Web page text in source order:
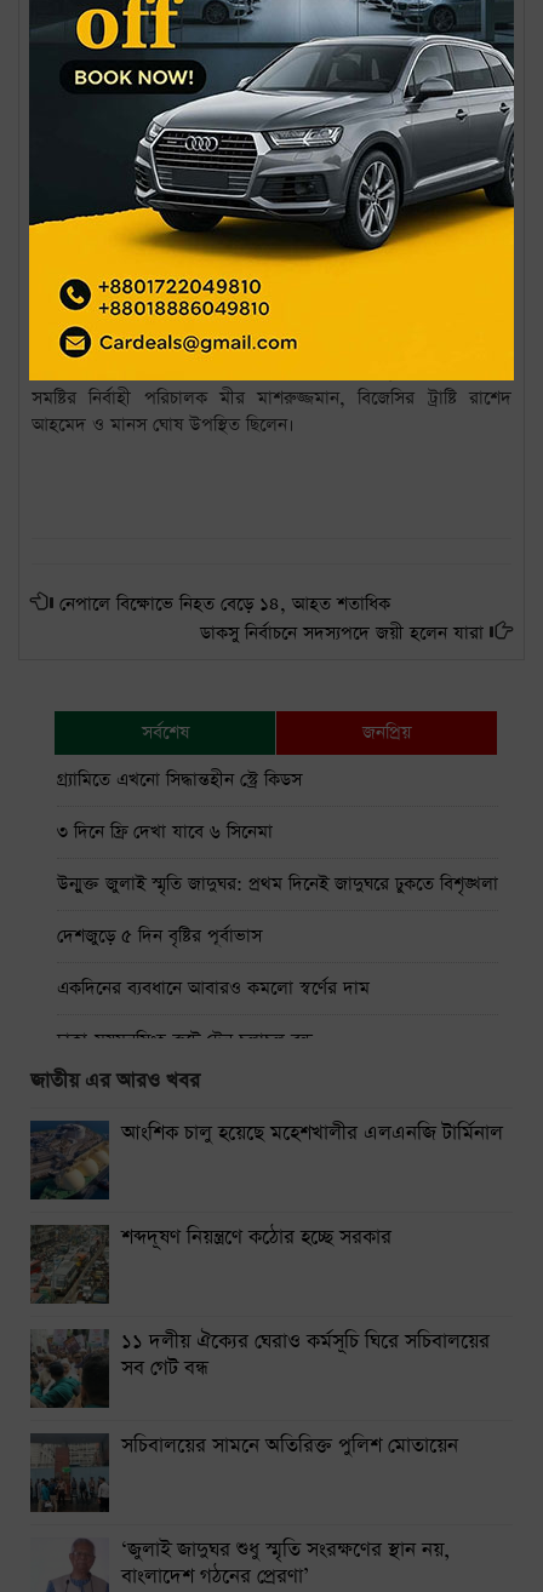
করতে হবে। তাদের কাজের স্বীকৃতি স্বরূপ বেতন বৈষম্য দূর করতে হবে।
গণমাধ্যমে নারীর প্রতি সহিংসতা বিষয়ক খবর প্রকাশে জেন্ডার
সংবেদনশীল নীতিমালা বাস্তবায়নে জোর দিতে হবে।
এমআরডিআই এর প্রতিনিধি আসিফ ইকবাল বলেন, সংস্কারের দুটি ভাগ
রয়েছে একটি সরকার করে দেবে। সাংবাদিকদের নিজেদের উন্নয়ন
নিজেদেরই করতে হবে। সরকারকে প্রস্তাবনা বাস্তবায়নে সবাই মিলে চাপ
দিতে হবে। অন্তর্র্বতী সরকার যতটুকু সম্ভব কাজ করে যাবেন পরবর্তী
সরকার এর পরিপূর্ণ বাস্তবায়ন করবেন। এ সকল আলোচনায় রাজনৈতিক
দলগুলোকেও সম্পৃক্ত করা প্রয়োজন।
আলোচনা সভায় মূল প্রবন্ধ উপস্থাপন করেন বিজেসির নির্বাহী সদস্য
পারভেজ রেজা। সঞ্চালনা করেন বিজেসির সদস্য সচিব ইলিয়াস হোসেন
ও সদস্য মাহফুজ মিশু। অনুষ্ঠানের মুক্ত আলোচনা পর্বে বিভিন্ন মিডিয়া ও
সমষ্টির নির্বাহী পরিচালক মীর মাশরুজ্জমান, বিজেসির ট্রাষ্টি রাশেদ
আহমেদ ও মানস ঘোষ উপস্থিত ছিলেন।
নেপালে বিক্ষোভে নিহত বেড়ে ১৪, আহত শতাধিক
ডাকসু নির্বাচনে সদস্যপদে জয়ী হলেন যারা
সর্বশেষ
জনপ্রিয়
গ্র্যামিতে এখনো সিদ্ধান্তহীন স্ট্রে কিডস
৩ দিনে ফ্রি দেখা যাবে ৬ সিনেমা
উন্মুক্ত জুলাই স্মৃতি জাদুঘর: প্রথম দিনেই জাদুঘরে ঢুকতে বিশৃঙ্খলা
দেশজুড়ে ৫ দিন বৃষ্টির পূর্বাভাস
একদিনের ব্যবধানে আবারও কমলো স্বর্ণের দাম
ঢাকা-ময়মনসিংহ রুটে ট্রেন চলাচল বন্ধ
থাইল্যান্ডে স্কুলে শিক্ষার্থীর বন্দুক হামলায় নিহত ৭
নারায়ণগঞ্জে গ্যাস লিকেজ থেকে অগ্নিকাণ্ডে একই পরিবারের দগ্ধ ৩
সিলেটে দুই বাসের সংঘর্ষে নিহত ৯
শেয়ার কেলেঙ্কারির মামলা সাকিবসহ ১৫ জনের বিরুদ্ধে চার্জশিট
শিগগির দেবে দুদক
জাতীয় এর আরও খবর
আংশিক চালু হয়েছে মহেশখালীর এলএনজি টার্মিনাল
শব্দদূষণ নিয়ন্ত্রণে কঠোর হচ্ছে সরকার
১১ দলীয় ঐক্যের ঘেরাও কর্মসূচি ঘিরে সচিবালয়ের
সব গেট বন্ধ
সচিবালয়ের সামনে অতিরিক্ত পুলিশ মোতায়েন
‘জুলাই জাদুঘর শুধু স্মৃতি সংরক্ষণের স্থান নয়,
বাংলাদেশ গঠনের প্রেরণা’